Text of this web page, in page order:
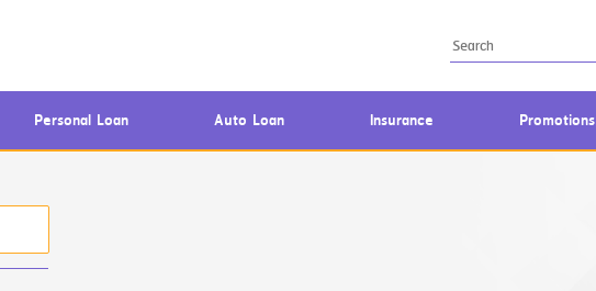
Personal Loan Auto Loan Insurance Promotions